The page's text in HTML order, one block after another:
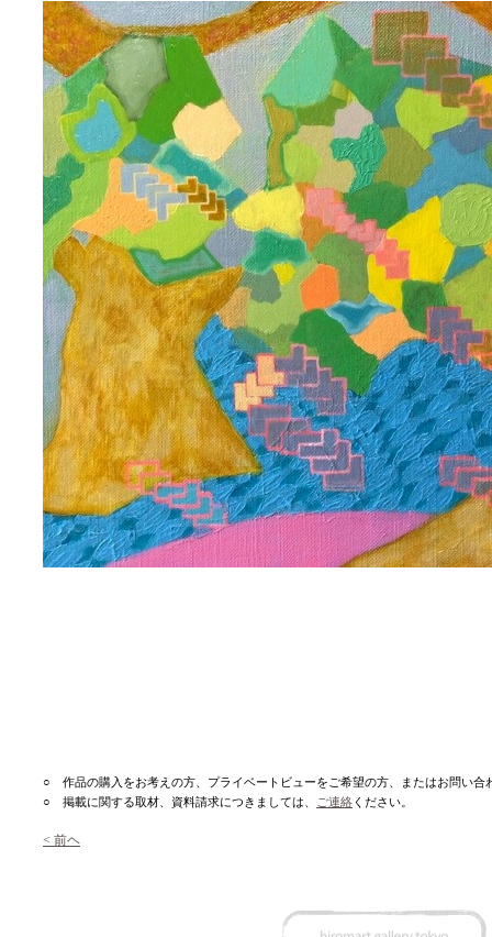
○ 作品の購入をお考えの方、プライベートビューをご希望の方、またはお問い合
○ 掲載に関する取材、資料請求につきましては、
ご連絡 ください。
< 前ヘ